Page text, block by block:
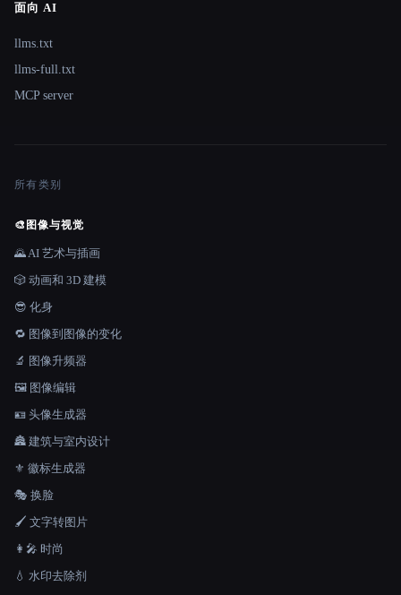
面向 AI
llms.txt
llms-full.txt
MCP server
所有类别
🎨 图像与视觉
🌄 AI 艺术与插画
🎲 动画和 3D 建模
😎 化身
🔁 图像到图像的变化
🔬 图像升频器
🖼️ 图像编辑
🪪 头像生成器
🏯 建筑与室内设计
⚜️ 徽标生成器
🎭 换脸
🖌️ 文字转图片
👩‍🎤 时尚
💧 水印去除剂